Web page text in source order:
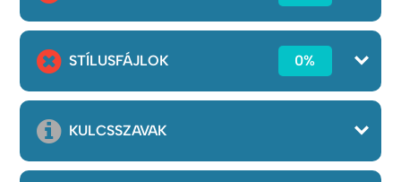
STÍLUSFÁJLOK 0%
KULCSSZAVAK